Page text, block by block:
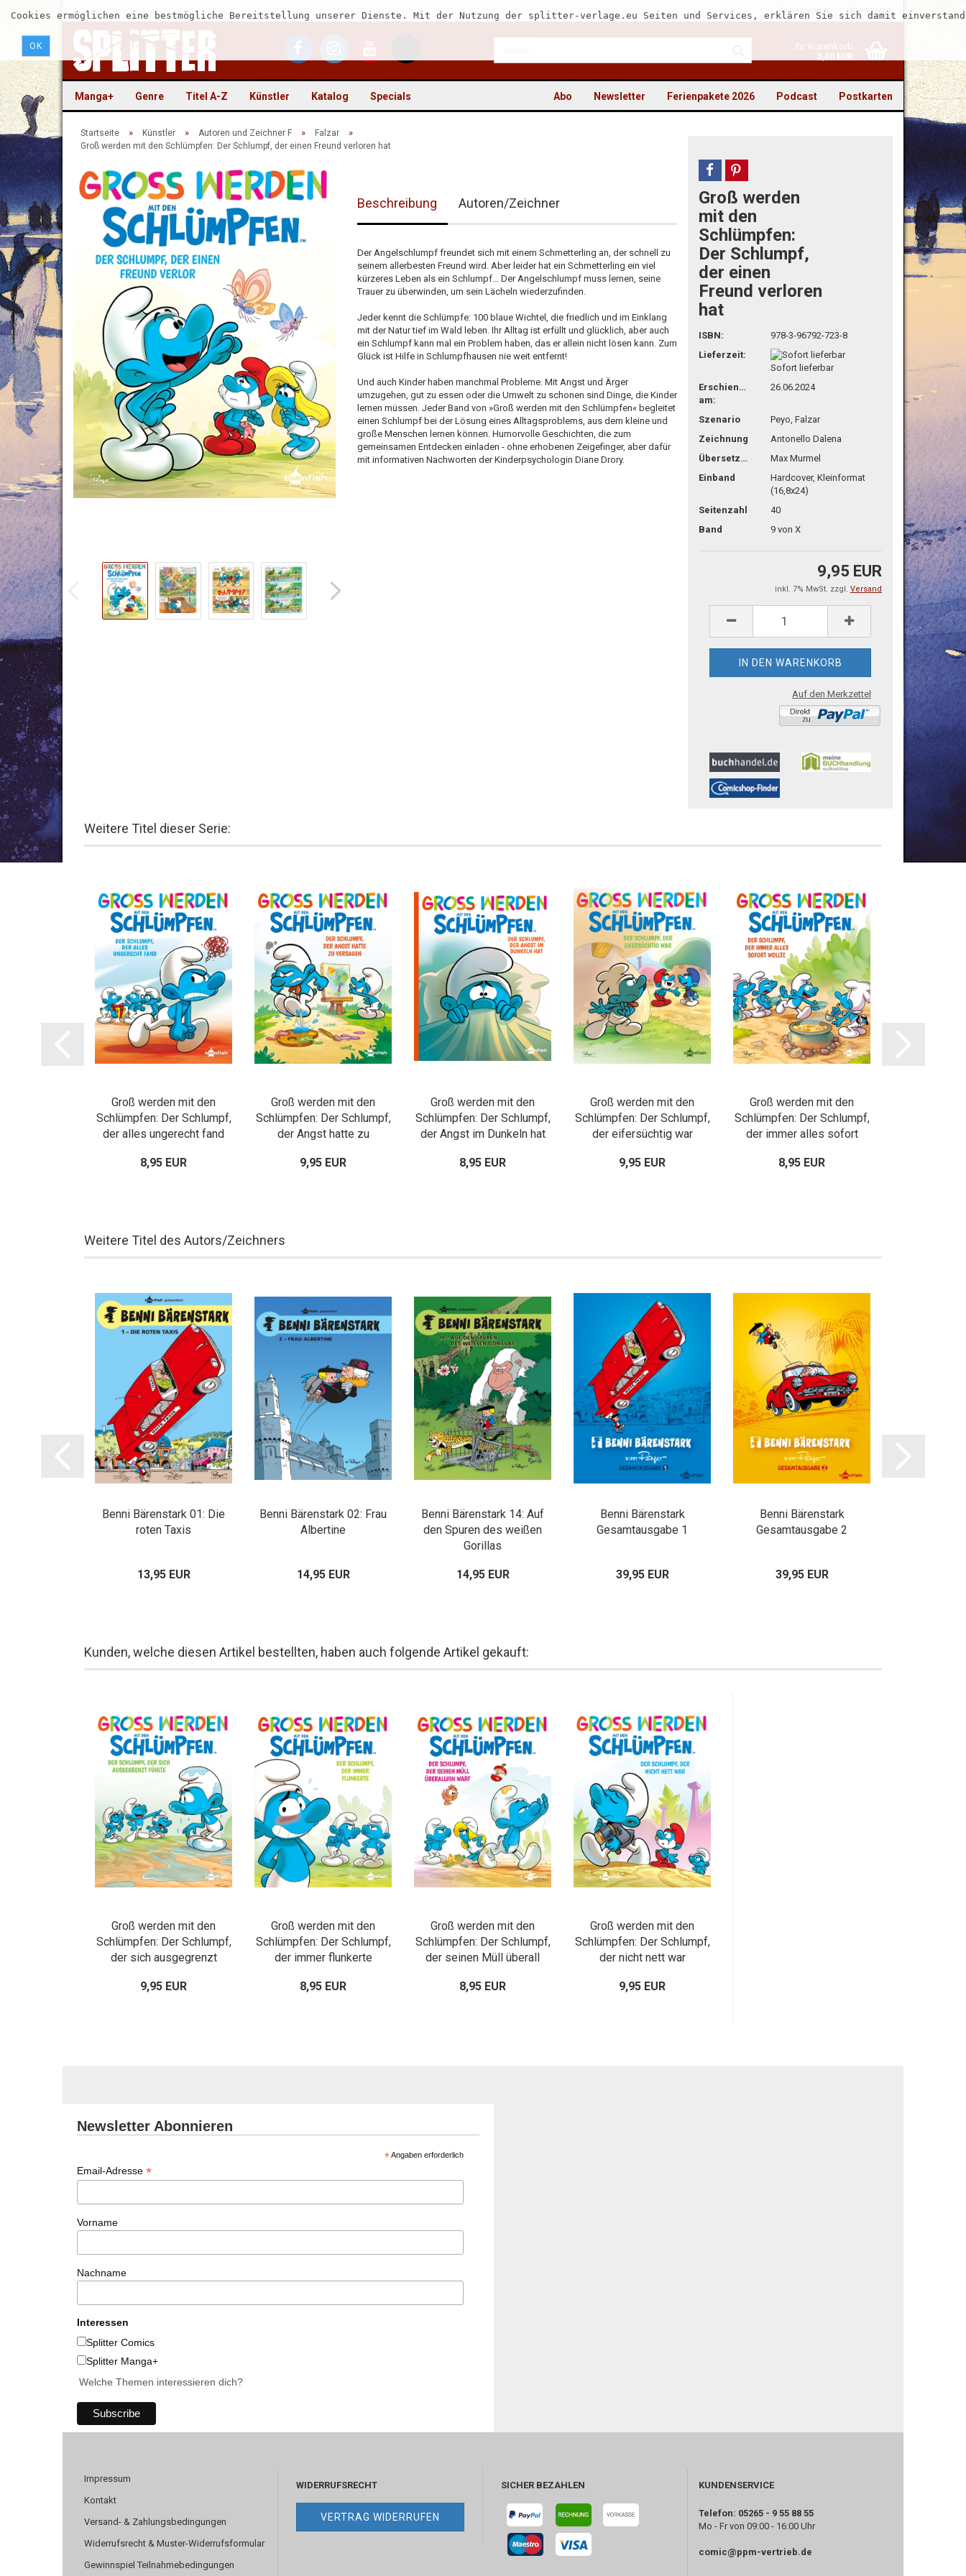
Kundenlogin
Passwort vergessen?
Merkzettel
Ihr Warenkorb
0,00 EUR
Cookies ermöglichen eine bestmögliche Bereitstellung unserer Dienste. Mit der Nutzung der splitter-verlage.eu Seiten und Services, erklären Sie sich damit
OK
Manga+ Genre Titel A-Z Künstler Katalog Specials Postkarten
Podcast
Ferienpakete 2026
Newsletter
Abo
Startseite » Künstler » Autoren und Zeichner F » Falzar »
Groß werden mit den Schlümpfen: Der Schlumpf, der einen Freund verloren hat
Beschreibung Autoren/Zeichner
Der Angelschlumpf freundet sich mit einem Schmetterling an, der schnell zu
seinem allerbesten Freund wird. Aber leider hat ein Schmetterling ein viel
kürzeres Leben als ein Schlumpf... Der Angelschlumpf muss lernen, seine
Trauer zu überwinden, um sein Lächeln wiederzufinden.
Jeder kennt die Schlümpfe: 100 blaue Wichtel, die friedlich und im Einklang
mit der Natur tief im Wald leben. Ihr Alltag ist erfüllt und glücklich, aber auch
ein Schlumpf kann mal ein Problem haben, das er allein nicht lösen kann. Zum
Glück ist Hilfe in Schlumpfhausen nie weit entfernt!
Und auch Kinder haben manchmal Probleme. Mit Angst und Ärger
umzugehen, gut zu essen oder die Umwelt zu schonen sind Dinge, die Kinder
lernen müssen. Jeder Band von »Groß werden mit den Schlümpfen« begleitet
einen Schlumpf bei der Lösung eines Alltagsproblems, aus dem kleine und
große Menschen lernen können. Humorvolle Geschichten, die zum
gemeinsamen Entdecken einladen - ohne erhobenen Zeigefinger, aber dafür
mit informativen Nachworten der Kinderpsychologin Diane Drory.
teilen pin it
Groß werden
mit den
Schlümpfen:
Der Schlumpf,
der einen
Freund verloren
hat
ISBN:
978-3-96792-723-8
Lieferzeit:
Sofort lieferbar
Erschienen
am:
26.06.2024
Szenario
Peyo, Falzar
Zeichnung
Antonello Dalena
Übersetzg.
Max Murmel
Einband
Hardcover, Kleinformat
(16,8x24)
Seitenzahl
40
Band
9 von X
9,95 EUR
inkl. 7% MwSt. zzgl. Versand
Auf den Merkzettel
Weitere Titel dieser Serie:
Groß werden mit den
Schlümpfen: Der Schlumpf,
der alles ungerecht fand
8,95 EUR
Groß werden mit den
Schlümpfen: Der Schlumpf,
der Angst hatte zu
9,95 EUR
Groß werden mit den
Schlümpfen: Der Schlumpf,
der Angst im Dunkeln hat
8,95 EUR
Groß werden mit den
Schlümpfen: Der Schlumpf,
der eifersüchtig war
9,95 EUR
Groß werden mit den
Schlümpfen: Der Schlumpf,
der immer alles sofort
8,95 EUR
Weitere Titel des Autors/Zeichners
Benni Bärenstark 01: Die
roten Taxis
13,95 EUR
Benni Bärenstark 02: Frau
Albertine
14,95 EUR
Benni Bärenstark 14: Auf
den Spuren des weißen
Gorillas
14,95 EUR
Benni Bärenstark
Gesamtausgabe 1
39,95 EUR
Benni Bärenstark
Gesamtausgabe 2
39,95 EUR
Kunden, welche diesen Artikel bestellten, haben auch folgende Artikel gekauft:
Groß werden mit den
Schlümpfen: Der Schlumpf,
der sich ausgegrenzt
9,95 EUR
Groß werden mit den
Schlümpfen: Der Schlumpf,
der immer flunkerte
8,95 EUR
Groß werden mit den
Schlümpfen: Der Schlumpf,
der seinen Müll überall
8,95 EUR
Groß werden mit den
Schlümpfen: Der Schlumpf,
der nicht nett war
9,95 EUR
Newsletter Abonnieren
*Angaben erforderlich
Email-Adresse *
Vorname
Nachname
Interessen
Splitter Comics
Splitter Manga+
Welche Themen interessieren dich?
Impressum
Kontakt
Versand- & Zahlungsbedingungen
Widerrufsrecht & Muster-Widerrufsformular
Gewinnspiel Teilnahmebedingungen
WIDERRUFSRECHT
VERTRAG WIDERRUFEN
SICHER BEZAHLEN KUNDENSERVICE
Telefon: 05265 - 9 55 88 55
Mo - Fr von 09:00 - 16:00 Uhr
comic@ppm-vertrieb.de